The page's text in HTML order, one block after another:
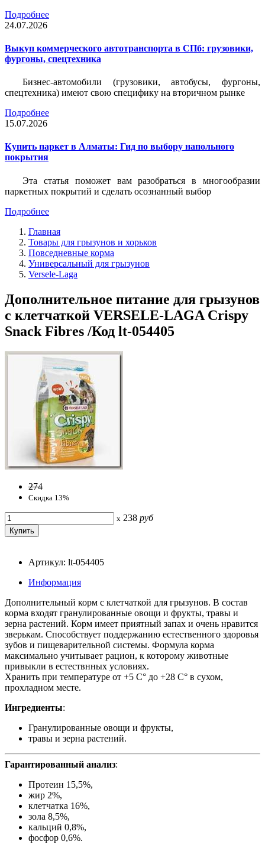
Подробнее
24.07.2026
Выкуп коммерческого автотранспорта в СПб: грузовики,
фургоны, спецтехника
Бизнес-автомобили (грузовики, автобусы, фургоны,
спецтехника) имеют свою специфику на вторичном рынке
Подробнее
15.07.2026
Купить паркет в Алматы: Гид по выбору напольного
покрытия
Эта статья поможет вам разобраться в многообразии
паркетных покрытий и сделать осознанный выбор
Подробнее
Главная
Товары для грызунов и хорьков
Повседневные корма
Универсальный для грызунов
Versele-Laga
Дополнительное питание для грызунов
с клетчаткой VERSELE-LAGA Crispy
Snack Fibres /Код lt-054405
274
Скидка 13%
x 238 руб
Артикул: lt-054405
Информация
Дополнительный корм с клетчаткой для грызунов. В состав
корма входят гранулированные овощи и фрукты, травы и
зерна растений. Корм имеет приятный запах и очень нравится
зверькам. Способствует поддержанию естественного здоровья
зубов и пищеварительной системы. Формула корма
максимально учитывает рацион, к которому животные
привыкли в естествнных условиях.
Хранить при температуре от +5 С° до +28 С° в сухом,
прохладном месте.
Ингредиенты:
Гранулированные овощи и фрукты,
травы и зерна растений.
Гарантированный анализ:
Протеин 15,5%,
жир 2%,
клетчатка 16%,
зола 8,5%,
кальций 0,8%,
фосфор 0,6%.